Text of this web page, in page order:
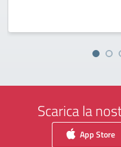
Scarica la
App Store